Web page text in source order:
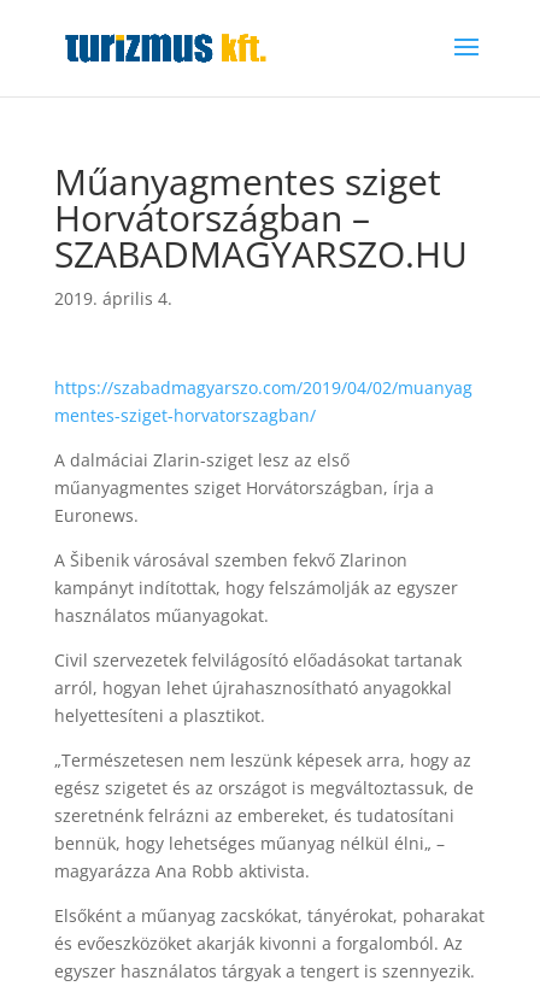
Műanyagmentes sziget
Horvátországban –
SZABADMAGYARSZO.HU
2019. április 4.
https://szabadmagyarszo.com/2019/04/02/muanyag
mentes-sziget-horvatorszagban/
A dalmáciai Zlarin-sziget lesz az első
műanyagmentes sziget Horvátországban, írja a
Euronews.
A Šibenik városával szemben fekvő Zlarinon
kampányt indítottak, hogy felszámolják az egyszer
használatos műanyagokat.
Civil szervezetek felvilágosító előadásokat tartanak
arról, hogyan lehet újrahasznosítható anyagokkal
helyettesíteni a plasztikot.
„Természetesen nem leszünk képesek arra, hogy az
egész szigetet és az országot is megváltoztassuk, de
szeretnénk felrázni az embereket, és tudatosítani
bennük, hogy lehetséges műanyag nélkül élni„ –
magyarázza Ana Robb aktivista.
Elsőként a műanyag zacskókat, tányérokat, poharakat
és evőeszközöket akarják kivonni a forgalomból. Az
egyszer használatos tárgyak a tengert is szennyezik.